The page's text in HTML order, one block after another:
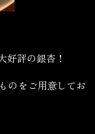
好評の銀杏！
のをご用意してお